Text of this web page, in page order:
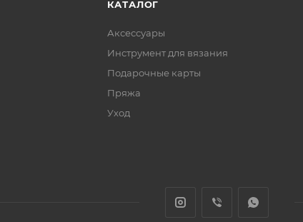
КАТАЛОГ
Аксессуары
Инструмент для вязания
Подарочные карты
Пряжа
Уход